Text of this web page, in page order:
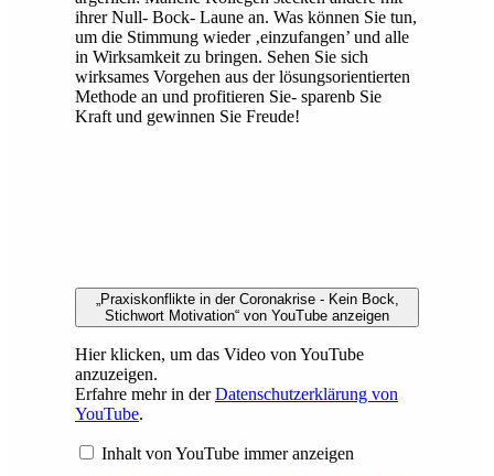
ihrer Null- Bock- Laune an. Was können Sie tun,
um die Stimmung wieder ‚einzufangen’ und alle
in Wirksamkeit zu bringen. Sehen Sie sich
wirksames Vorgehen aus der lösungsorientierten
Methode an und profitieren Sie- sparenb Sie
Kraft und gewinnen Sie Freude!
„Praxiskonflikte in der Coronakrise - Kein Bock,
Stichwort Motivation“ von YouTube anzeigen
Hier klicken, um das Video von YouTube
anzuzeigen.
Erfahre mehr in derDatenschutzerklärung von
YouTube.
Inhalt von YouTube immer anzeigen